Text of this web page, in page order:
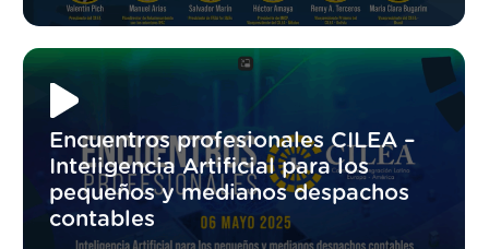
Encuentros profesionales CILEA –
Inteligencia Artificial para los
pequeños y medianos despachos
contables